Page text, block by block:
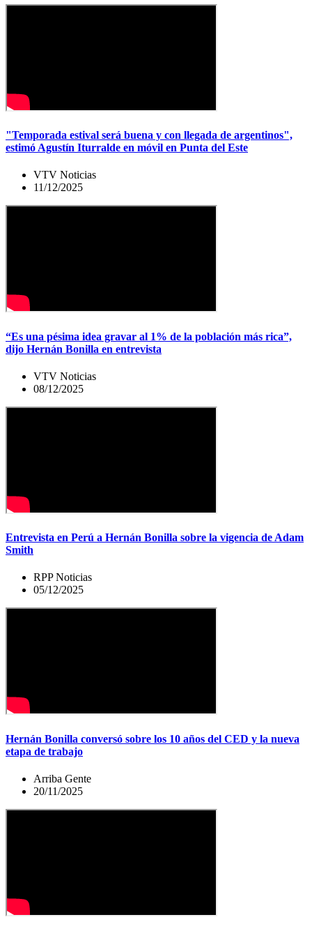
"Temporada estival será buena y con llegada de argentinos",
estimó Agustín Iturralde en móvil en Punta del Este
VTV Noticias
11/12/2025
“Es una pésima idea gravar al 1% de la población más rica”,
dijo Hernán Bonilla en entrevista
VTV Noticias
08/12/2025
Entrevista en Perú a Hernán Bonilla sobre la vigencia de Adam
Smith
RPP Noticias
05/12/2025
Hernán Bonilla conversó sobre los 10 años del CED y la nueva
etapa de trabajo
Arriba Gente
20/11/2025